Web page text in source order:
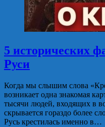
5 исторических
Руси
Когда мы слышим слова
возникает одна знакомая
тысячи людей, входящих в
скрывается гораздо более
Русь крестилась именно в…